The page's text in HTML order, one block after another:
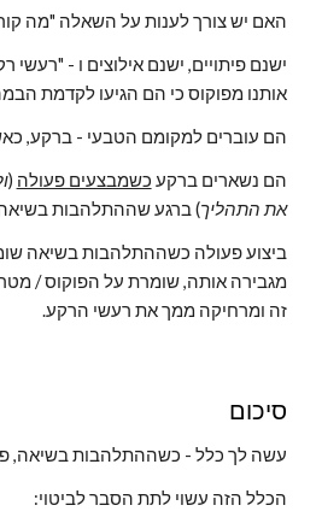
האם יש צורך לענות על השאלה "מה
אותנו מפוקוס כי הם הגיעו לקדמת
הם עוברים למקומם הטבעי - ברקע,
הם נשארים ברקע כשמבצעים פעולה (
את התהליך) ברגע שההתלהבות
זה ומרחיקה ממך את רעשי הרקע.
סיכום
עשה לך כלל - כשההתלהבות בשיאה,
הכלל הזה עשוי לתת הסבר לביטוי: